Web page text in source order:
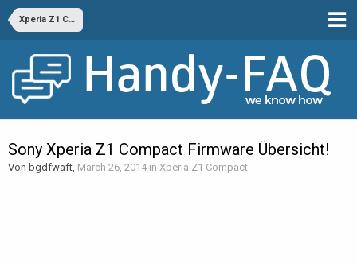
Xperia Z1 Compact
Sony Xperia Z1 Compact Firmware Übersicht!
Von bgdfwaft, March 26, 2014in Xperia Z1 Compact